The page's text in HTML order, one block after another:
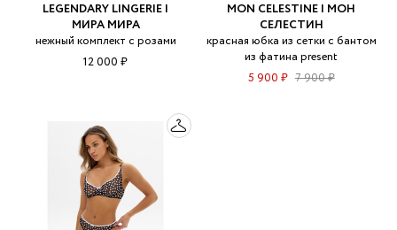
LEGENDARY LINGERIE |
МИРА МИРА
нежный комплект с розами
12 000 ₽
MON CELESTINE | МОН
СЕЛЕСТИН
красная юбка из сетки с бантом
из фатина present
5 900 ₽ 7 900 ₽